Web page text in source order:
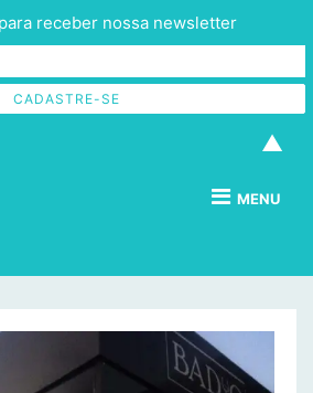
MENU
receber nossa newsletter
▲